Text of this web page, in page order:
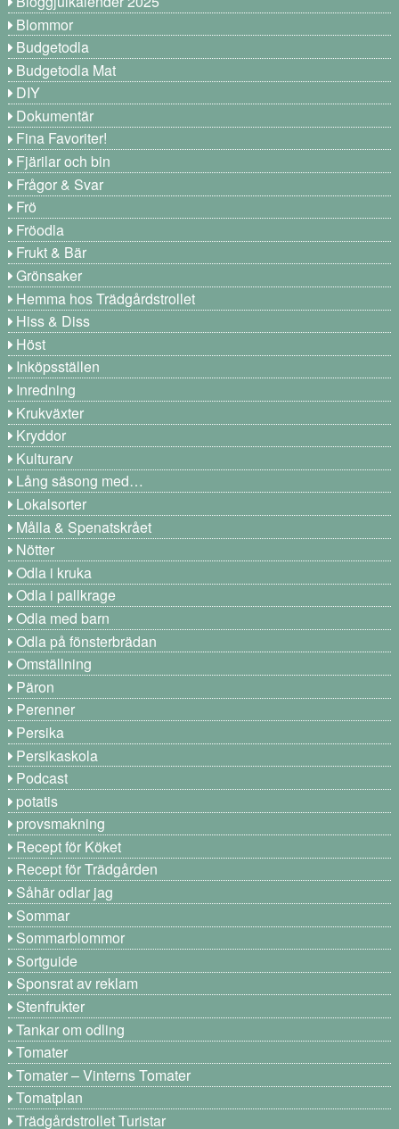
Blommor
Budgetodla
Budgetodla Mat
DIY
Dokumentär
Fina Favoriter!
Fjärilar och bin
Frågor & Svar
Frö
Fröodla
Frukt & Bär
Grönsaker
Hemma hos Trädgårdstrollet
Hiss & Diss
Höst
Inköpsställen
Inredning
Krukväxter
Kryddor
Kulturarv
Lång säsong med…
Lokalsorter
Målla & Spenatskrået
Nötter
Odla i kruka
Odla i pallkrage
Odla med barn
Odla på fönsterbrädan
Omställning
Päron
Perenner
Persika
Persikaskola
Podcast
potatis
provsmakning
Recept för Köket
Recept för Trädgården
Såhär odlar jag
Sommar
Sommarblommor
Sortguide
Sponsrat av reklam
Stenfrukter
Tankar om odling
Tomater
Tomater – Vinterns Tomater
Tomatplan
Trädgårdstrollet Turistar